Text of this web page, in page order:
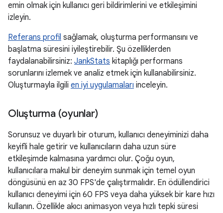
emin olmak için kullanıcı geri bildirimlerini ve etkileşimini
izleyin.
Referans profil sağlamak, oluşturma performansını ve
başlatma süresini iyileştirebilir. Şu özelliklerden
faydalanabilirsiniz: JankStats kitaplığı performans
sorunlarını izlemek ve analiz etmek için kullanabilirsiniz.
Oluşturmayla ilgili en iyi uygulamaları inceleyin.
Oluşturma (oyunlar)
Sorunsuz ve duyarlı bir oturum, kullanıcı deneyiminizi daha
keyifli hale getirir ve kullanıcıların daha uzun süre
etkileşimde kalmasına yardımcı olur. Çoğu oyun,
kullanıcılara makul bir deneyim sunmak için temel oyun
döngüsünü en az 30 FPS'de çalıştırmalıdır. En ödüllendirici
kullanıcı deneyimi için 60 FPS veya daha yüksek bir kare hızı
kullanın. Özellikle akıcı animasyon veya hızlı tepki süresi